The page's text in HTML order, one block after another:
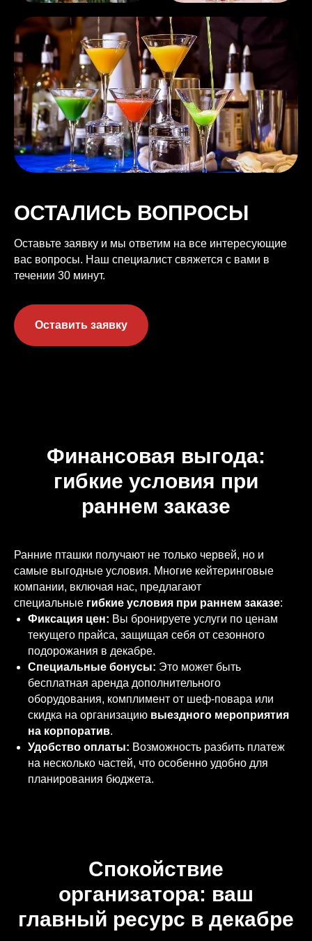
ОСТАЛИСЬ ВОПРОСЫ
Оставьте заявку и мы ответим на все интересующие
вас вопросы. Наш специалист свяжется с вами в
течении 30 минут.
Оставить заявку
Финансовая выгода:
гибкие условия при
раннем заказе
Ранние пташки получают не только червей, но и
самые выгодные условия. Многие кейтеринговые
компании, включая нас, предлагают
специальные гибкие условия при раннем заказе:
Фиксация цен: Вы бронируете услуги по ценам
текущего прайса, защищая себя от сезонного
подорожания в декабре.
Специальные бонусы: Это может быть
бесплатная аренда дополнительного
оборудования, комплимент от шеф-повара или
скидка на организацию выездного мероприятия
на корпоратив.
Удобство оплаты: Возможность разбить платеж
на несколько частей, что особенно удобно для
планирования бюджета.
Спокойствие
организатора: ваш
главный ресурс в декабре